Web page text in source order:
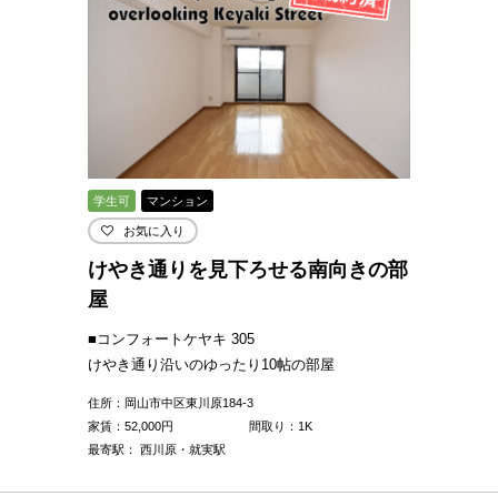
学生可 マンション
お気に入り
けやき通りを見下ろせる南向きの部
屋
■コンフォートケヤキ 305
けやき通り沿いのゆったり10帖の部屋
住所：岡山市中区東川原184-3
家賃： 52,000円
間取り：1K
最寄駅： 西川原・就実駅